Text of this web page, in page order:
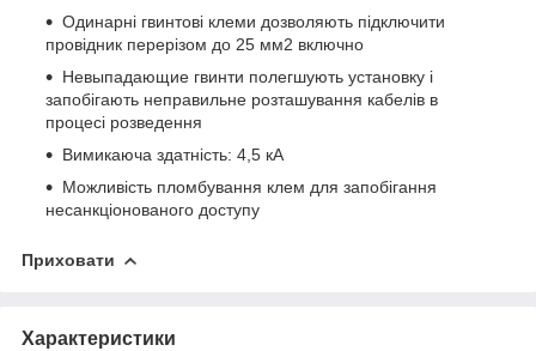
Одинарні гвинтові клеми дозволяють підключити
провідник перерізом до 25 мм2 включно
Невыпадающие гвинти полегшують установку і
запобігають неправильне розташування кабелів в
процесі розведення
Вимикаюча здатність: 4,5 кА
Можливість пломбування клем для запобігання
несанкціонованого доступу
Приховати
Характеристики